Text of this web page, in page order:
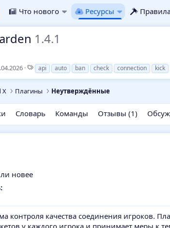
Что нового Ресурсы
1.4.1
Т
е
и
api auto ban check connection kick
X Плагины Неутверждённые
Словарь Команды Отзывы (1)
новее
контроля качества соединения игроков.
у каждого игрока и принимает меры к